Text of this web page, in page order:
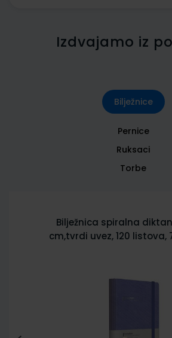
Izdvajamo iz
Bilježnice
Pernice
Ruksaci
Torbe
Bilježnica spiralna
cm,tvrdi uvez, 120 listova,